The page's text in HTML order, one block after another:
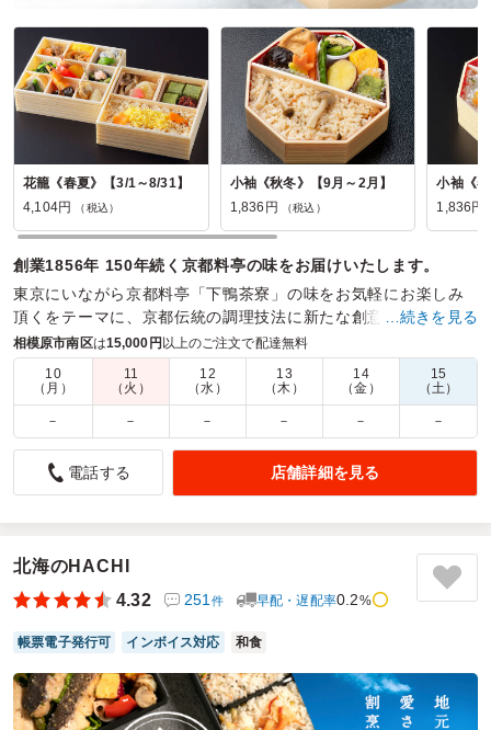
花籠《春夏》【3/1～8/31】
4,104円
（税込）
小袖《秋冬》【9月～2月】
1,836円
（税込）
小袖《
1,836円
創業1856年 150年続く京都料亭の味をお届けいたします。
東京にいながら京都料亭「下鴨茶寮」の味をお気軽にお楽しみ
頂くをテーマに、京都伝統の調理技法に新たな創意工夫を加
え、お料理を通じて精一杯のおもてなしをさせて頂きます。
商品数： 締切日時： 2日前12:00 価格帯：
1,836円～4,158円
配達時間：
10:30～19:00
どこでも美味しいお弁当
4.5
です。。
田舎で、出前とかもあまり取れない場所だったので、ブラン
ドのお弁当を届けてもらえてとても助かりました。配達も指
定した時間内に届けてもらえたのお膳を整える時間に余裕が
ご利用シーン：－
参加者の年齢：－男女比： －
…続きを見る
相模原市南区は15,000円以上のご注文で配達無料
10
（月）
11
（火）
12
（水）
13
（木）
14
（金）
15
（土）
－ － － － － －
電話する 店舗詳細を見る
北海のHACHI
4.32
251 件 早配・遅配率0.2%
帳票電子発行可 インボイス対応 和食